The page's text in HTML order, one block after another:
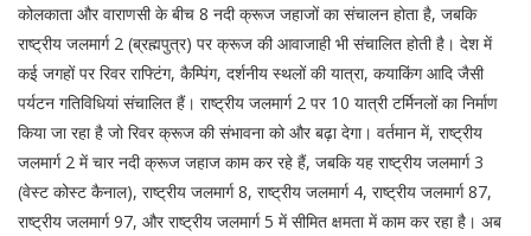
कोलकाता और वाराणसी के बीच 8 नदी क्रूज जहाजों का संचालन होता है, जबकि
राष्ट्रीय जलमार्ग 2 (ब्रह्मपुत्र) पर क्रूज की आवाजाही भी संचालित होती है। देश में
कई जगहों पर रिवर राफ्टिंग, कैम्पिंग, दर्शनीय स्थलों की यात्रा, कयाकिंग आदि जैसी
पर्यटन गतिविधियां संचालित हैं। राष्ट्रीय जलमार्ग 2 पर 10 यात्री टर्मिनलों का निर्माण
किया जा रहा है जो रिवर क्रूज की संभावना को और बढ़ा देगा। वर्तमान में, राष्ट्रीय
जलमार्ग 2 में चार नदी क्रूज जहाज काम कर रहे हैं, जबकि यह राष्ट्रीय जलमार्ग 3
(वेस्ट कोस्ट कैनाल), राष्ट्रीय जलमार्ग 8, राष्ट्रीय जलमार्ग 4, राष्ट्रीय जलमार्ग 87,
राष्ट्रीय जलमार्ग 97, और राष्ट्रीय जलमार्ग 5 में सीमित क्षमता में काम कर रहा है। अब